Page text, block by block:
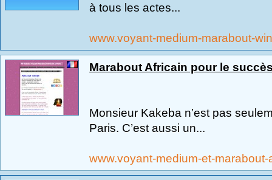
à tous les actes...
www.voyant-medium-marabout-
Marabout Africain pour le
Monsieur Kakeba n’est pas
Paris. C’est aussi un...
www.voyant-medium-et-